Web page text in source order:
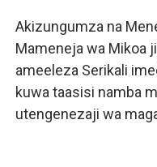
Akizungumza na
Mameneja wa Mikoa
ameeleza Serikali
kuwa taasisi namba
utengenezaji wa